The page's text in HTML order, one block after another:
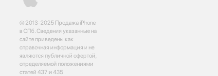
© 2013-2025 Продажа iPhone
в СПб. Сведения указанные на
сайте приведены как
справочная информация и не
являются публичной офертой,
определяемой положениями
статей 437 и 435